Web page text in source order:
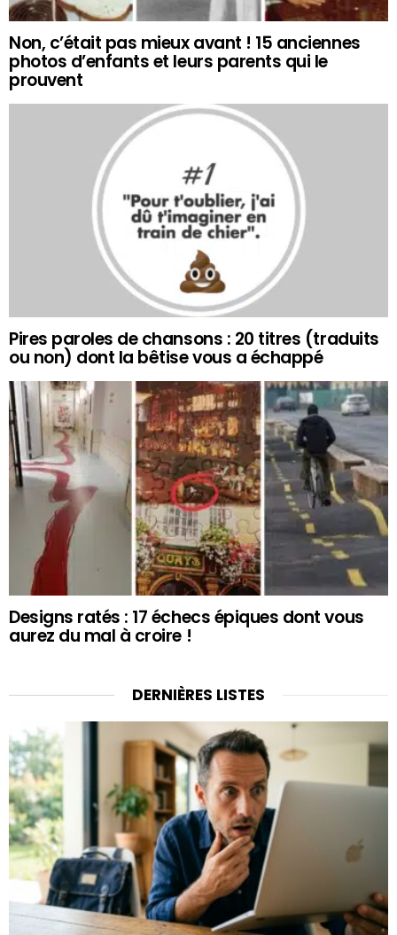
Non, c’était pas mieux avant ! 15 anciennes
photos d’enfants et leurs parents qui le
prouvent
Pires paroles de chansons : 20 titres (traduits
ou non) dont la bêtise vous a échappé
Designs ratés : 17 échecs épiques dont vous
aurez du mal à croire !
DERNIÈRES LISTES